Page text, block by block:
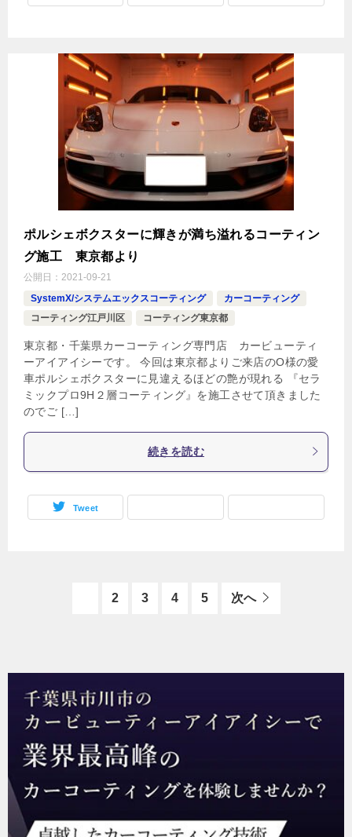
ポルシェボクスターに輝きが満ち溢れるコーティン
グ施工 東京都より
公開日： 2021-09-21
SystemX/システムエックスコーティング
カーコーティング
コーティング江戸川区
コーティング東京都
東京都・千葉県カーコーティング専門店 カービューティ
ーアイアイシーです。 今回は東京都よりご来店のO様の愛
車ポルシェボクスターに見違えるほどの艶が現れる 『セラ
ミックプロ9H２層コーティング』を施工させて頂きました
のでご […]
続きを読む
Tweet
2 3 4 5 次へ